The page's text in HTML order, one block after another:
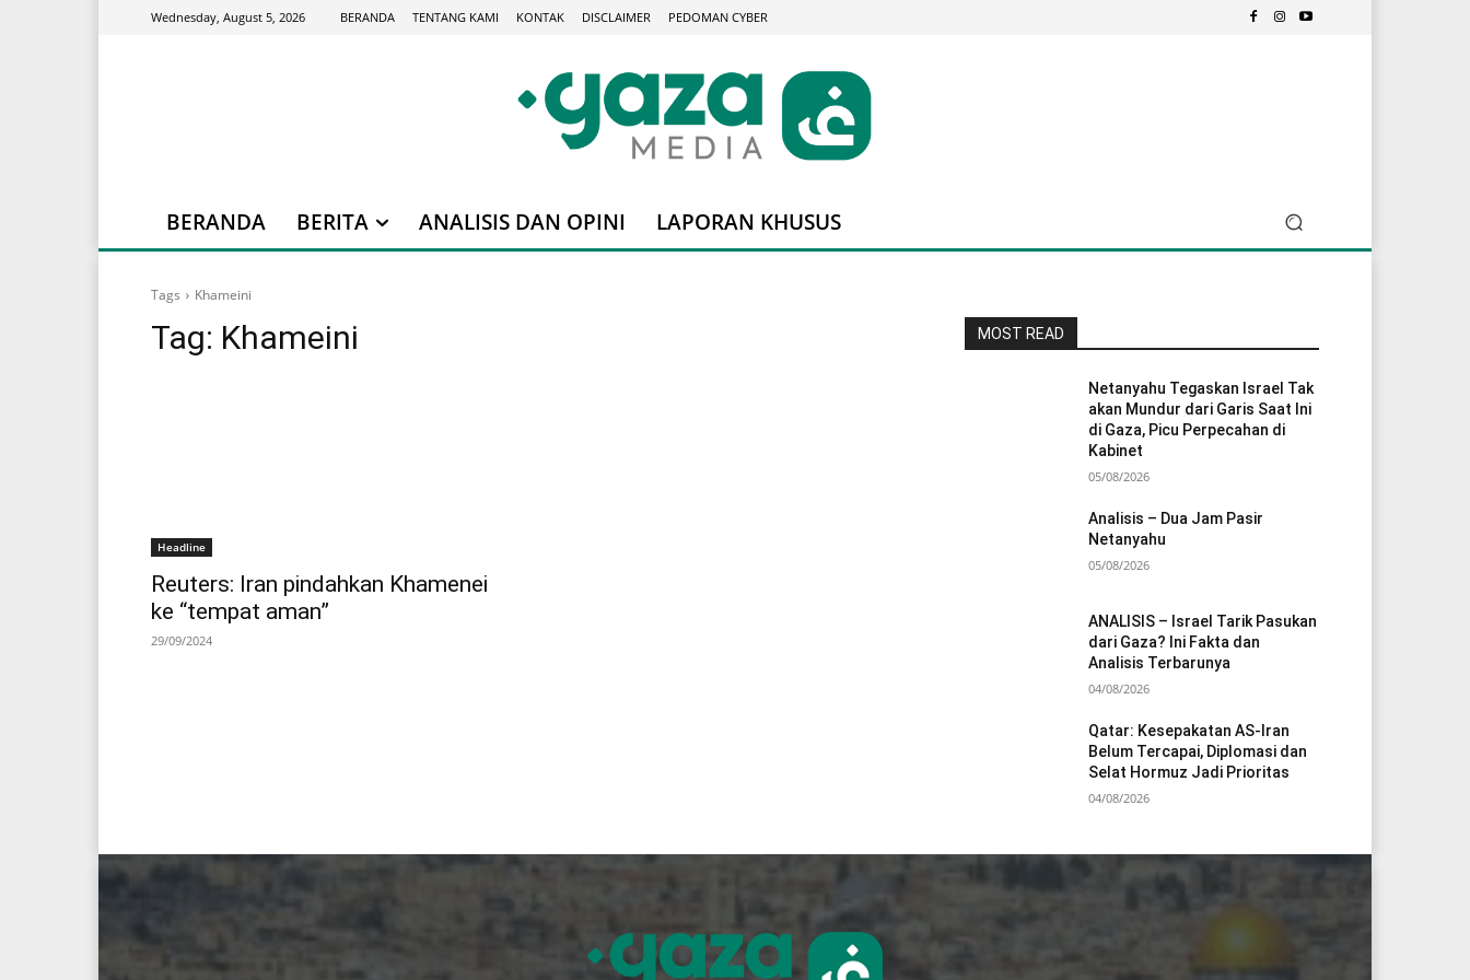
Wednesday, August 5, 2026 BERANDA TENTANG KAMI KONTAK DISCLAIMER PEDOMAN CYBER
BERANDA BERITA ANALISIS DAN OPINI LAPORAN KHUSUS
Tags Khameini
Tag: Khameini
Headline
Reuters: Iran pindahkan Khamenei
ke “tempat aman”
29/09/2024
MOST READ
Netanyahu Tegaskan Israel Tak
akan Mundur dari Garis Saat Ini
di Gaza, Picu Perpecahan di
Kabinet
05/08/2026
Analisis – Dua Jam Pasir
Netanyahu
05/08/2026
ANALISIS – Israel Tarik Pasukan
dari Gaza? Ini Fakta dan
Analisis Terbarunya
04/08/2026
Qatar: Kesepakatan AS-Iran
Belum Tercapai, Diplomasi dan
Selat Hormuz Jadi Prioritas
04/08/2026